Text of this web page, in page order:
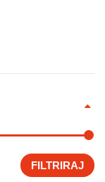
FILTRIRAJ